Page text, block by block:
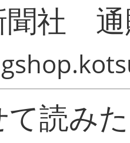
聞社
て読み